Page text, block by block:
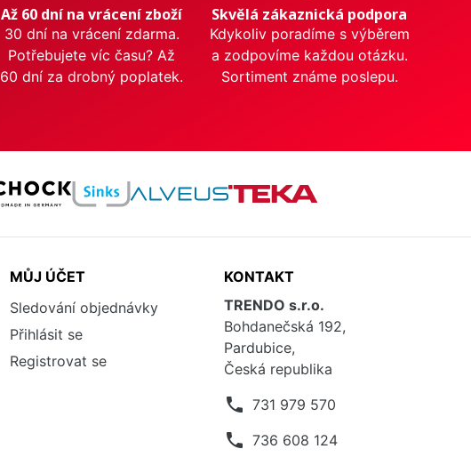
Až 60 dní na vrácení zboží
30 dní na vrácení zdarma.
Potřebujete víc času? Až
60 dní za drobný poplatek.
Skvělá zákaznická podpora
Kdykoliv poradíme s výběrem
a zodpovíme každou otázku.
Sortiment známe poslepu.
MŮJ ÚČET
Sledování objednávky
Přihlásit se
Registrovat se
KONTAKT
TRENDO s.r.o.
Bohdanečská 192,
Pardubice,
Česká republika
phone 731 979 570
phone 736 608 124